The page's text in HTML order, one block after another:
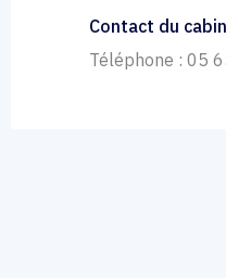
Contact du
Téléphone : 05